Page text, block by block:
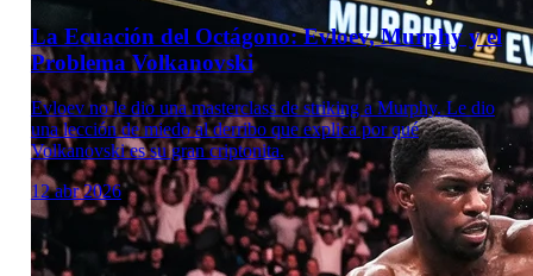
La Ecuación del Octágono: Evloev, Murphy y el
Problema Volkanovski
Evloev no le dio una masterclass de striking a Murphy. Le dio
una lección de miedo al derribo que explica por qué
Volkanovski es su gran criptonita.
12 abr 2026